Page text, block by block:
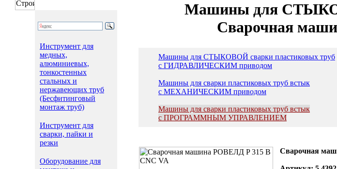
Инструмент для
медных,
алюминиевых,
тонкостенных
стальных и
нержавеющих труб
(Бесфитинговый
монтаж труб)
Инструмент для
сварки, пайки и
резки
Оборудование для
Машины для
Сварочная
Машины для СТЫКОВОЙ сварки пластиковых труб
с ГИДРАВЛИЧЕСКИМ приводом
Машины для сварки пластиковых труб встык
с МЕХАНИЧЕСКИМ приводом
Машины для сварки пластиковых труб встык
с ПРОГРАММНЫМ УПРАВЛЕНИЕМ
Сварочная